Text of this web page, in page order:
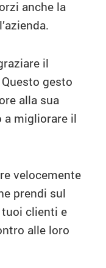
anche la
il
gesto
alla sua
a migliorare il
velocemente
prendi sul
clienti e
alle loro